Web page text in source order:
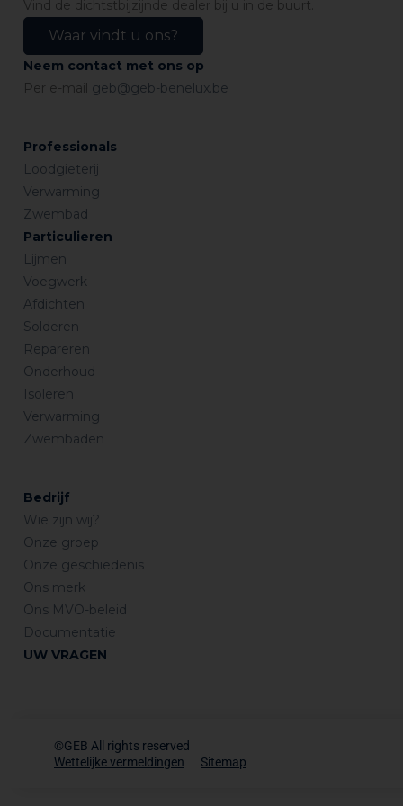
Professionals
Loodgieterij
Verwarming
Zwembad
Particulieren
Lijmen
Voegwerk
Afdichten
Solderen
Repareren
Onderhoud
Isoleren
Verwarming
Zwembaden
Bedrijf
Wie zijn wij?
Onze groep
Onze geschiedenis
Ons merk
Ons MVO-beleid
Documentatie
UW VRAGEN
Vind de dichtstbijzijnde dealer bij u in de buurt.
Waar vindt u ons?
Neem contact met ons op
Per e-mail geb@geb-benelux.be
©GEB All rights reserved
Wettelijke vermeldingen
Sitemap